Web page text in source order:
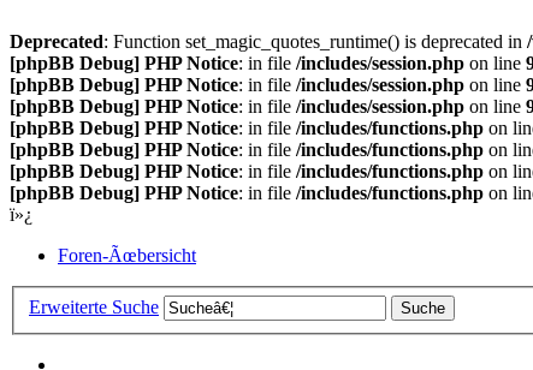
Deprecated: Function set_magic_quotes_runtime() is deprecated in
[phpBB Debug] PHP Notice: in file /includes/session.php on line
[phpBB Debug] PHP Notice: in file /includes/session.php on line
[phpBB Debug] PHP Notice: in file /includes/session.php on line
[phpBB Debug] PHP Notice: in file /includes/functions.php on
[phpBB Debug] PHP Notice: in file /includes/functions.php on
[phpBB Debug] PHP Notice: in file /includes/functions.php on
[phpBB Debug] PHP Notice: in file /includes/functions.php on
ï»¿
Foren-Ãœbersicht
Erweiterte Suche